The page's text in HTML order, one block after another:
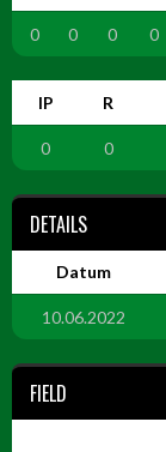
0 0 0 0
IP R
0 0
DETAILS
Datum
10.06.2022
FIELD